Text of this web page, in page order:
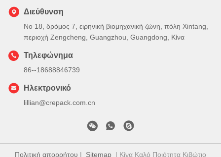
Διεύθυνση
Νο 18, δρόμος 7, ειρηνική βιομηχανική ζώνη, πόλη Xintang,
περιοχή Zengcheng, Guangzhou, Guangdong, Κίνα
Τηλεφώνημα
86--18688846739
Ηλεκτρονικό
lillian@crepack.com.cn
Πολιτική απορρήτου | Sitemap | Κίνα Καλό Ποιότητα Κιβώτιο